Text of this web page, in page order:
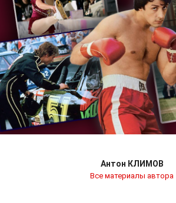
Антон КЛИМОВ
Все материалы автора